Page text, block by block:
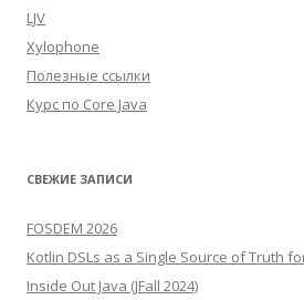
LJV
Xylophone
Полезные ссылки
Курс по Core Java
СВЕЖИЕ ЗАПИСИ
FOSDEM 2026
Kotlin DSLs as a Single Source of Truth
Inside Out Java (JFall 2024)